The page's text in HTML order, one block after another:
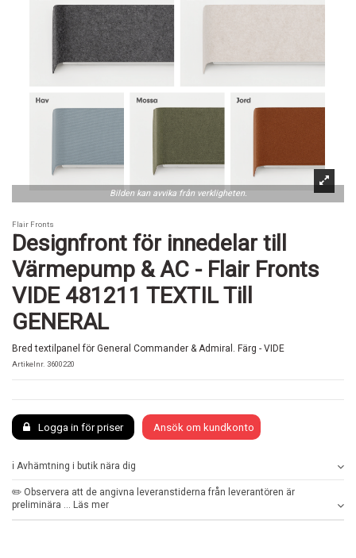
Bilden kan avvika från verkligheten.
Flair Fronts
Designfront för innedelar till
Värmepump & AC - Flair Fronts
VIDE 481211 TEXTIL Till
GENERAL
Bred textilpanel för General Commander & Admiral. Färg - VIDE
Artikelnr. 3600220
Logga in för priser Ansök om kundkonto
ℹ️ Avhämtning i butik nära dig
✏️ Observera att de angivna leveranstiderna från leverantören är
preliminära ... Läs mer